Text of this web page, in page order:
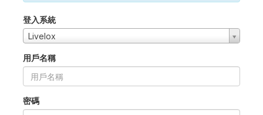
登入系統
Livelox
用戶名稱
密碼